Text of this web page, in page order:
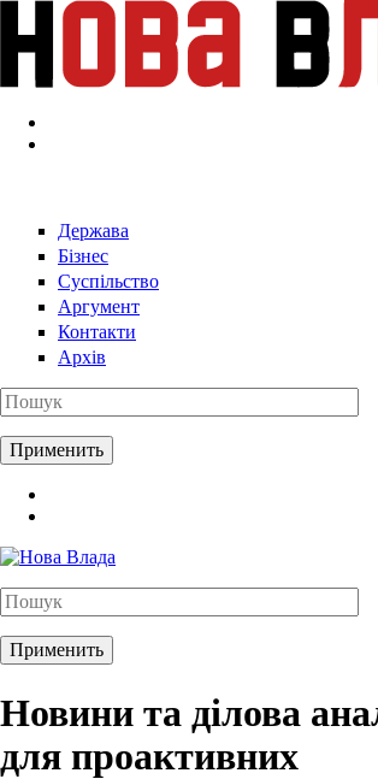
Перейти к основному содержанию
Держава
Бізнес
Суспільство
Аргумент
Контакти
Архів
Новини та ділова
для проактивних